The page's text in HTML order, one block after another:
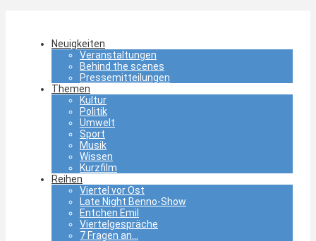
Neuigkeiten
Veranstaltungen
Behind the scenes
Pressemitteilungen
Themen
Kultur
Politik
Umwelt
Sport
Musik
Wissen
Kurzfilm
Reihen
Viertel vor Ost
Late Night Benno-Show
Entchen Emil
Viertelgespräche
7 Fragen an…